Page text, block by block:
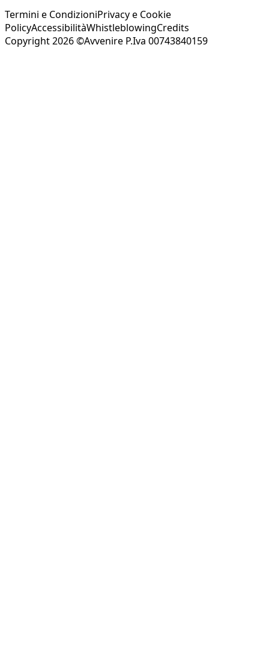
Termini e CondizioniPrivacy e Cookie
PolicyAccessibilitàWhistleblowingCredits
Copyright 2026 ©Avvenire P.Iva 00743840159